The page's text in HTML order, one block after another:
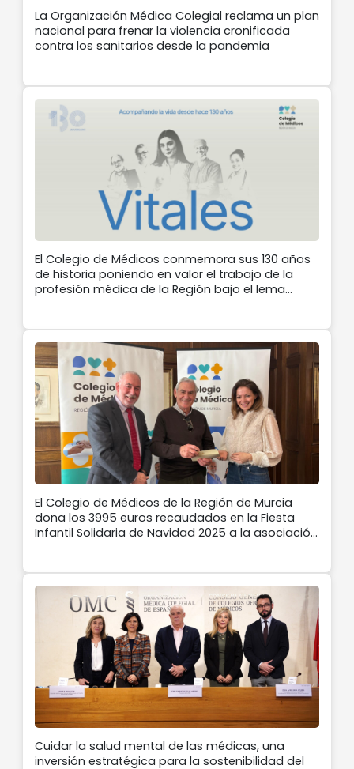
La Organización Médica Colegial reclama un plan
nacional para frenar la violencia cronificada
contra los sanitarios desde la pandemia
El Colegio de Médicos conmemora sus 130 años
de historia poniendo en valor el trabajo de la
profesión médica de la Región bajo el lema
El Colegio de Médicos de la Región de Murcia
dona los 3995 euros recaudados en la Fiesta
Infantil Solidaria de Navidad 2025 a la asociación
Cuidar la salud mental de las médicas, una
inversión estratégica para la sostenibilidad del